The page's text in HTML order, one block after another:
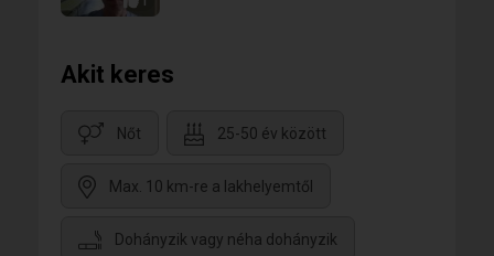
Akit keres
Nőt 25-50 év között
Max. 10 km-re a lakhelyemtől
Dohányzik vagy néha dohányzik